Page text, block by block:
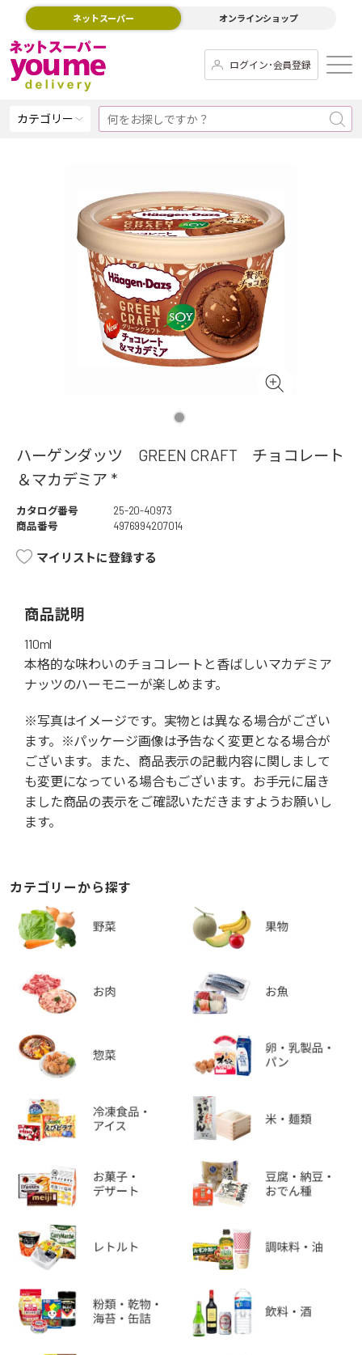
ネットスーパー オンラインショップ
ログイン･会員登録
カテゴリー
ハーゲンダッツ GREEN CRAFT チョコレート
＆マカデミア *
カタログ番号
25-20-40973
商品番号
4976994207014
マイリストに登録する
商品説明
110ml
本格的な味わいのチョコレートと香ばしいマカデミア
ナッツのハーモニーが楽しめます。
※写真はイメージです。実物とは異なる場合がござい
ます。※パッケージ画像は予告なく変更となる場合が
ございます。また、商品表示の記載内容に関しまして
も変更になっている場合もございます。お手元に届き
ました商品の表示をご確認いただきますようお願いし
ます。
カテゴリーから探す